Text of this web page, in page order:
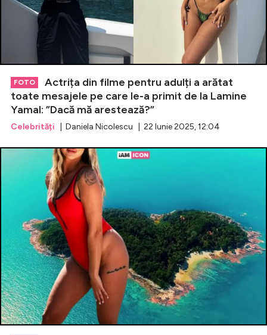
FOTO
Actrița din filme pentru adulți a arătat
toate mesajele pe care le-a primit de la Lamine
Yamal: ”Dacă mă arestează?”
Celebrități | Daniela Nicolescu | 22 Iunie 2025, 12:04